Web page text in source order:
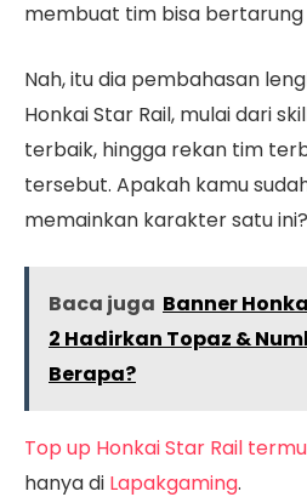
membuat tim bisa bertarung
Nah, itu dia pembahasan
Honkai Star Rail, mulai dari
terbaik, hingga rekan tim
tersebut. Apakah kamu
memainkan karakter satu ini?
Baca juga Banner
2 Hadirkan Topaz &
Berapa?
Top up Honkai Star Rail
hanya di Lapakgaming.